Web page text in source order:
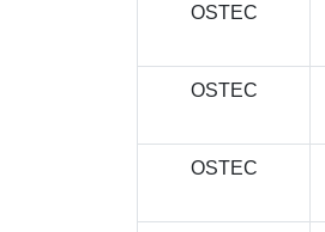
OSTEC
OSTEC
OSTEC